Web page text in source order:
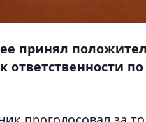
принял
ответственности